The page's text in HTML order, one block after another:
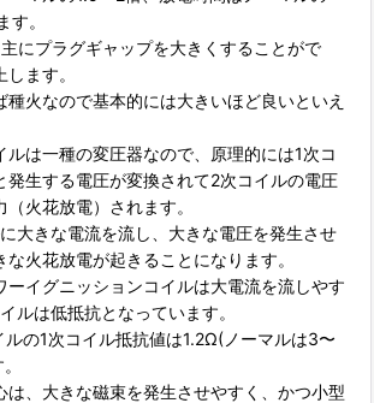
。
にプラグギャップを大きくすることがで
ます。
種火なので基本的には大きいほど良いといえ
ルは一種の変圧器なので、原理的には1次コ
発生する電圧が変換されて2次コイルの電圧
火花放電）されます。
大きな電流を流し、大きな電圧を発生させ
火花放電が起きることになります。
ーイグニッションコイルは大電流を流しやす
ルは低抵抗となっています。
ルの1次コイル抵抗値は1.2Ω(ノーマルは3〜
は、大きな磁束を発生させやすく、かつ小型